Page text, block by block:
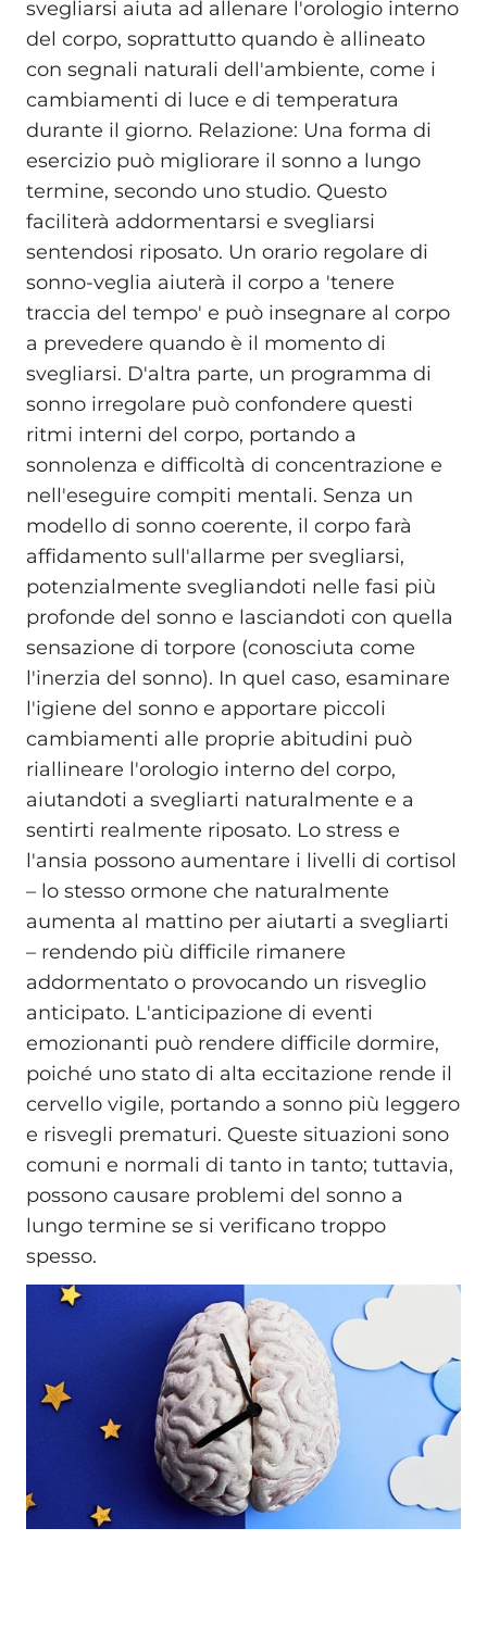
svegliarsi aiuta ad allenare l'orologio interno
del corpo, soprattutto quando è allineato
con segnali naturali dell'ambiente, come i
cambiamenti di luce e di temperatura
durante il giorno. Relazione: Una forma di
esercizio può migliorare il sonno a lungo
termine, secondo uno studio. Questo
faciliterà addormentarsi e svegliarsi
sentendosi riposato. Un orario regolare di
sonno-veglia aiuterà il corpo a 'tenere
traccia del tempo' e può insegnare al corpo
a prevedere quando è il momento di
svegliarsi. D'altra parte, un programma di
sonno irregolare può confondere questi
ritmi interni del corpo, portando a
sonnolenza e difficoltà di concentrazione e
nell'eseguire compiti mentali. Senza un
modello di sonno coerente, il corpo farà
affidamento sull'allarme per svegliarsi,
potenzialmente svegliandoti nelle fasi più
profonde del sonno e lasciandoti con quella
sensazione di torpore (conosciuta come
l'inerzia del sonno). In quel caso, esaminare
l'igiene del sonno e apportare piccoli
cambiamenti alle proprie abitudini può
riallineare l'orologio interno del corpo,
aiutandoti a svegliarti naturalmente e a
sentirti realmente riposato. Lo stress e
l'ansia possono aumentare i livelli di cortisol
– lo stesso ormone che naturalmente
aumenta al mattino per aiutarti a svegliarti
– rendendo più difficile rimanere
addormentato o provocando un risveglio
anticipato. L'anticipazione di eventi
emozionanti può rendere difficile dormire,
poiché uno stato di alta eccitazione rende il
cervello vigile, portando a sonno più leggero
e risvegli prematuri. Queste situazioni sono
comuni e normali di tanto in tanto; tuttavia,
possono causare problemi del sonno a
lungo termine se si verificano troppo
spesso.